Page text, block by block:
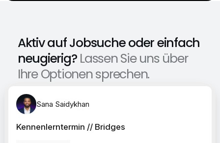
Aktiv auf Jobsuche oder einfach
neugierig? Lassen Sie uns über
Ihre Optionen sprechen.